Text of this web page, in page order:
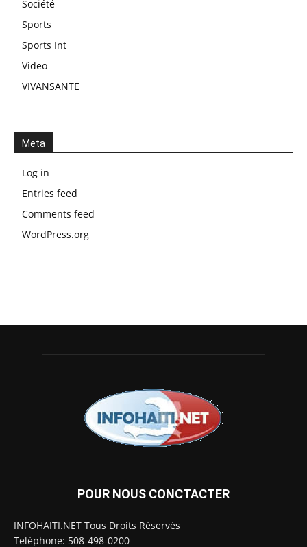
Société
Sports
Sports Int
Video
VIVANSANTE
Meta
Log in
Entries feed
Comments feed
WordPress.org
POUR NOUS CONCTACTER
INFOHAITI.NET Tous Droits Réservés
Teléphone: 508-498-0200